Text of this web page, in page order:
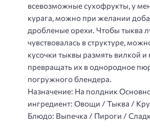
всевозможные сухофрукты, у
курага, можно при желании
дробленые орехи. Чтобы тыква
чувствовалась в структуре,
кусочки тыквы размять вилкой и
превращать их в однородное
погружного блендера.
Назначение: На полдник
ингредиент: Овощи / Тыква /
Блюдо: Выпечка / Пироги /